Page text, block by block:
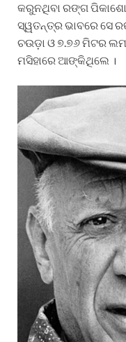
କରୁନଥିବା ରଙ୍ଗ ପିକାଶୋ
ସ୍ୱତନ୍ତ୍ର ଭାବରେ ସେ
ଚଉଡ଼ା ଓ ୭.୭୬ ମିଟର
ମସିହାରେ ଆଙ୍କିଥିଲେ ।